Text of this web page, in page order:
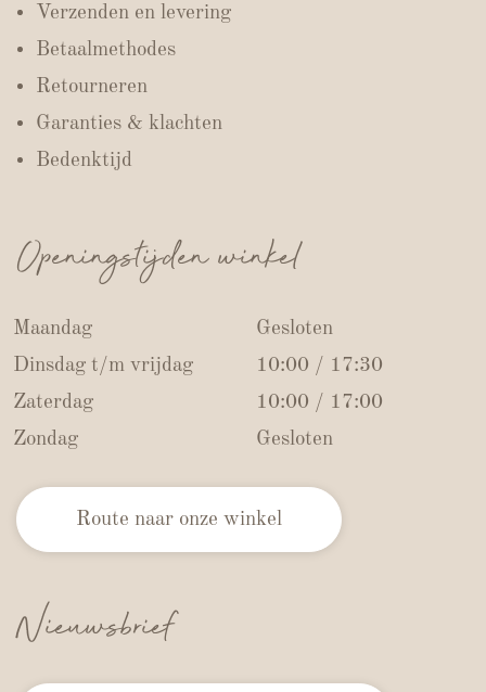
Verzenden en levering
Betaalmethodes
Retourneren
Garanties & klachten
Bedenktijd
Openingstijden winkel
Maandag
Gesloten
Dinsdag t/m vrijdag
10:00 / 17:30
Zaterdag
10:00 / 17:00
Zondag
Gesloten
Route naar onze winkel
Nieuwsbrief